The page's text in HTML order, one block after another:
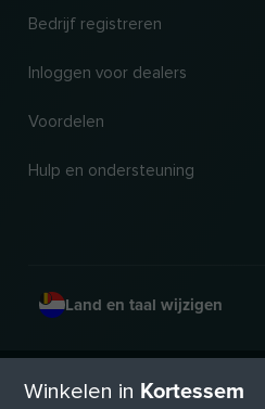
Bedrijf registreren
Inloggen voor dealers
Voordelen
Hulp en ondersteuning
Land en taal wijzigen
van hun respectieve eigenaars. Alle
Winkelen in Kortessem